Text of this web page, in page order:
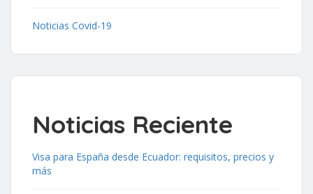
Noticias Covid-19
Noticias Reciente
Visa para España desde Ecuador: requisitos, precios y
más